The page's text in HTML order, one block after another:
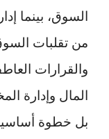
السوق، بينما
من تقلبات
والقرارات
المال وإدارة
بل خطوة